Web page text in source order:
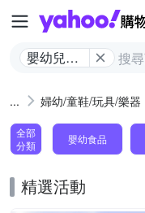
嬰幼兒食
婦幼/童鞋/玩具/樂器
全部
分類
嬰幼食品
精選活動